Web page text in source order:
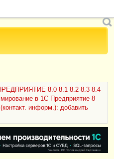
8.0 8.1 8.2 8.3 8.4
в 1С Предприятие 8
информ.): добавить